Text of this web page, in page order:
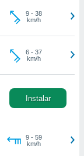
9- 38
km/h
6- 37
km/h
Instalar
9- 59
km/h